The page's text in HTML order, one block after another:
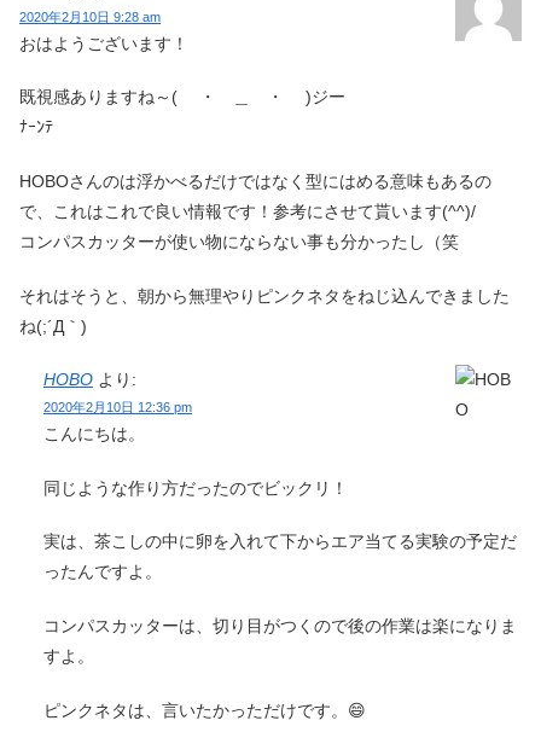
2020年2月10日 9:28 am
おはようございます！
既視感ありますね～( ・ ＿ ・ )ジー
ﾅｰﾝﾃ
HOBOさんのは浮かべるだけではなく型にはめる意味もあるの
で、これはこれで良い情報です！参考にさせて貰います(^^)/
コンパスカッターが使い物にならない事も分かったし（笑
それはそうと、朝から無理やりピンクネタをねじ込んできました
ね(;´Д｀)
HOBO より:
2020年2月10日 12:36 pm
こんにちは。
同じような作り方だったのでビックリ！
実は、茶こしの中に卵を入れて下からエア当てる実験の予定だ
ったんですよ。
コンパスカッターは、切り目がつくので後の作業は楽になりま
すよ。
ピンクネタは、言いたかっただけです。😄